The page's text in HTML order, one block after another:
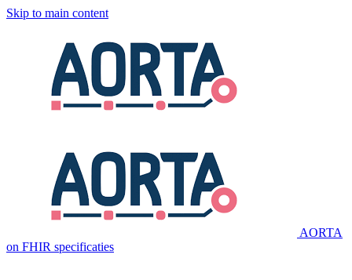
Skip to main content
AORTA
on FHIR specificaties